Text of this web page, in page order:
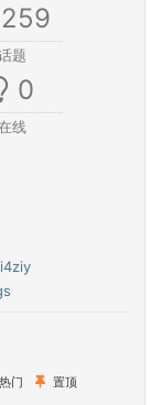
259
题
0
线
热门
置顶